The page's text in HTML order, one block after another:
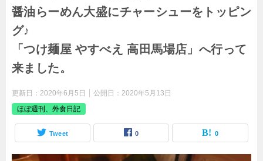
醤油らーめん大盛にチャーシューをトッピン
グ♪
「つけ麺屋 やすべえ 高田馬場店」へ行って
来ました。
更新日： 2020年6月5日 公開日： 2020年5月13日
ほぼ週刊、外食日記
Tweet 0 0